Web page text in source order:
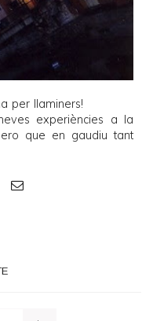
per llaminers!
experiències a la
que en gaudiu tant